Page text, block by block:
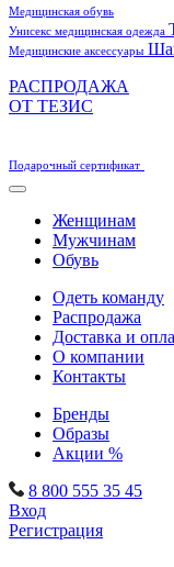
Медицинская обувь
Унисекс медицинская одежда
Медицинские аксессуары
РАСПРОДАЖА
ОТ ТЕЗИС
Подарочный сертификат
Женщинам
Мужчинам
Обувь
Одеть команду
Распродажа
Доставка и
О компании
Контакты
Бренды
Образы
Акции %
8 800 555 35 45
Вход
Регистрация